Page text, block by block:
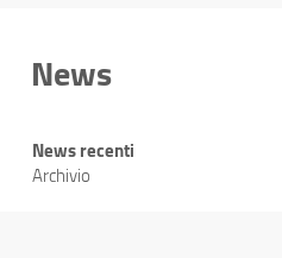
News
News recenti
Archivio